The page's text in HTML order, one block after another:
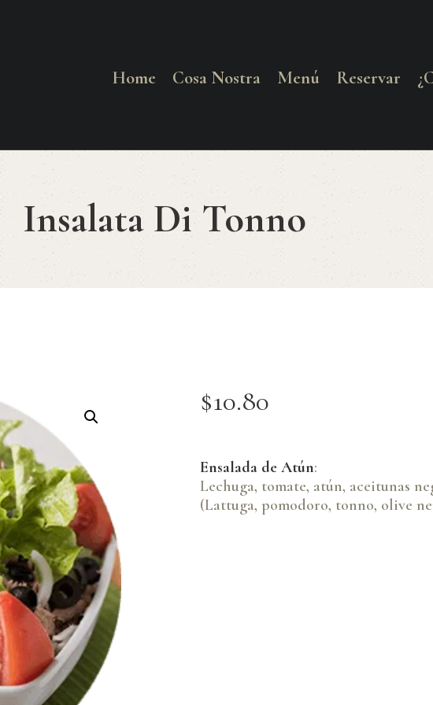
Home Cosa Nostra Menú Reservar
Insalata Di Tonno
COSA NOSTRA
RESERVAR
¿CÓMO LLEGAR?
CONTACTO
$10.80
Ensalada de Atún:
Lechuga, tomate, atún, aceitunas
(Lattuga, pomodoro, tonno, olive